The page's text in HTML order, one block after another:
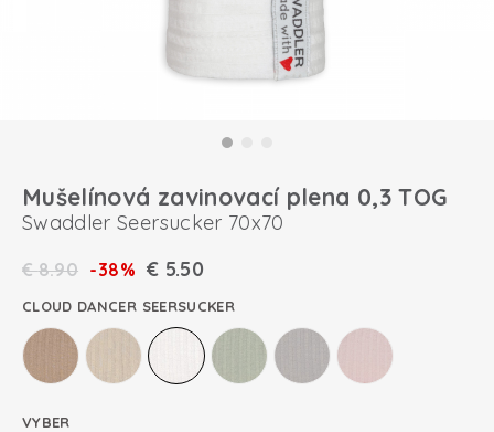
Mušelínová zavinovací plena 0,3 TOG
Swaddler Seersucker 70x70
€8.90 -38% € 5.50
CLOUD DANCER SEERSUCKER
VYBER